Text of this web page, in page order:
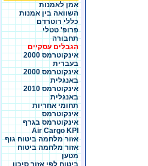
אמן לאמנות
השוואה בין אמנות
כללי רוטרדם
פרופ' טטלי
תחבורה
הגבלים עסקיים
אינקוטרמס 2000
בעברית
אינקוטרמס 2000
באנגלית
אינקוטרמס 2010
באנגלית
תחומי אחריות
אינקוטרמס
אינקוטרמס בגרף
Air Cargo KPI
אזור מלחמה ביטוח גוף
אזור מלחמה ביטוח
מטען
ביטוח לפי אזור סיכון